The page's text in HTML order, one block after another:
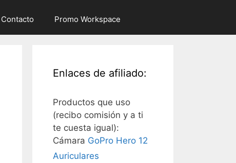
Contacto Promo Workspace
Enlaces de afiliado:
Productos que uso
(recibo comisión y a ti
te cuesta igual):
Cámara GoPro Hero 12
Auriculares